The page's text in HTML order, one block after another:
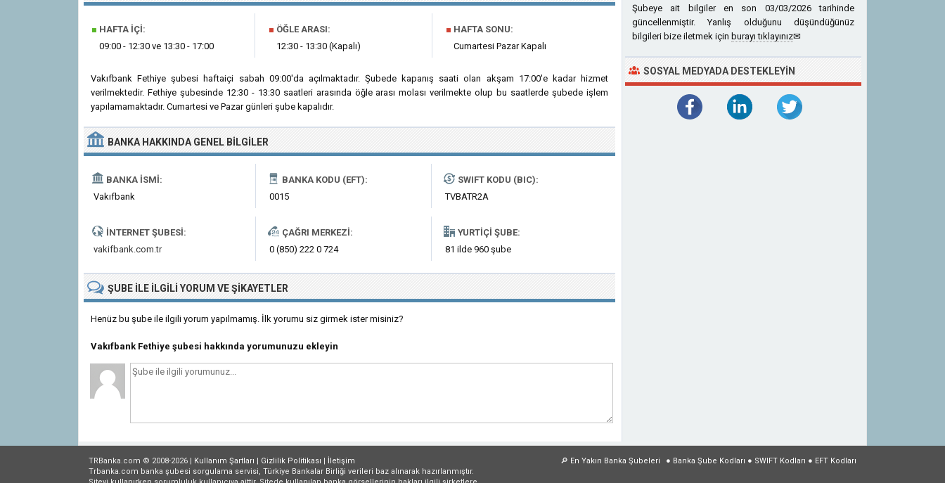
■ HAFTA İÇI:
09:00 - 12:30 ve 13:30 - 17:00
■ ÖĞLE ARASI:
12:30 - 13:30 (Kapalı)
■ HAFTA SONU:
Cumartesi Pazar Kapalı
Vakıfbank Fethiye şubesi haftaiçi sabah 09:00'da açılmaktadır. Şubede kapanış saati olan akşam 17:00'e kadar hizmet
verilmektedir. Fethiye şubesinde 12:30 - 13:30 saatleri arasında öğle arası molası verilmekte olup bu saatlerde şubede işlem
yapılamamaktadır. Cumartesi ve Pazar günleri şube kapalıdır.
BANKA HAKKINDA GENEL BILGILER
BANKA İSMI:
Vakıfbank
BANKA KODU (EFT):
0015
SWIFT KODU (BIC):
TVBATR2A
İNTERNET ŞUBESI:
vakifbank.com.tr
ÇAĞRI MERKEZI:
0 (850) 222 0 724
YURTIÇI ŞUBE:
81 ilde 960 şube
ŞUBE ILE İLGILIYORUM VE ŞIKAYETLER
Henüz bu şube ile ilgili yorum yapılmamış. İlk yorumu siz girmek ister misiniz?
Vakıfbank Fethiye şubesi hakkında yorumunuzu ekleyin
Şubeye ait bilgiler en son 03/03/2026 tarihinde
güncellenmiştir. Yanlış olduğunu düşündüğünüz
bilgileri bize iletmek için burayı tıklayınız✉
SOSYAL MEDYADA DESTEKLEYIN
● Banka Şube Kodları ● SWIFT Kodları ● EFT Kodları
🔎 En Yakın Banka Şubeleri
TRBanka.com © 2008-2026 | Kullanım Şartları | Gizlilik Politikası | İletişim
Trbanka.com banka şubesi sorgulama servisi, Türkiye Bankalar Birliği verileri baz alınarak hazırlanmıştır.